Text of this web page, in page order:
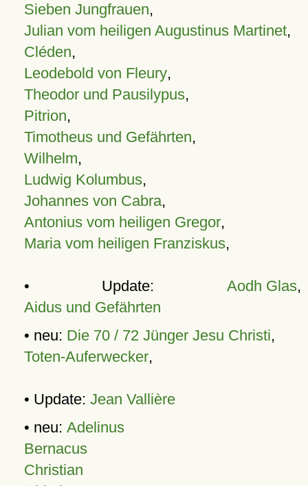
Sieben Jungfrauen,
Julian vom heiligen Augustinus Martinet,
Cléden,
Leodebold von Fleury,
Theodor und Pausilypus,
Pitrion,
Timotheus und Gefährten,
Wilhelm,
Ludwig Kolumbus,
Johannes von Cabra,
Antonius vom heiligen Gregor,
Maria vom heiligen Franziskus,
• Update: Aodh Glas,
Aidus und Gefährten
• neu: Die 70 / 72 Jünger Jesu Christi,
Toten-Auferwecker,
• Update: Jean Vallière
• neu: Adelinus
Bernacus
Christian